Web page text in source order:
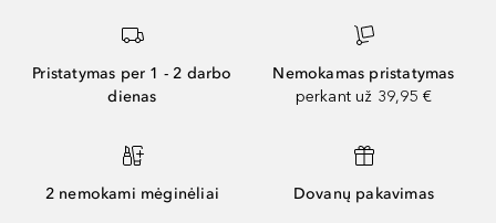
Pristatymas per 1 - 2 darbo
dienas
Nemokamas pristatymas
perkant už 39,95 €
2 nemokami mėginėliai Dovanų pakavimas